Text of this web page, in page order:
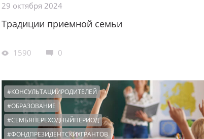
29 октября 2024
Традиции приемной семьи
1590 0
#КОНСУЛЬТАЦИИРОДИТЕЛЕЙ
#ОБРАЗОВАНИЕ
#СЕМЬЯПЕРЕХОДНЫЙПЕРИОД
#ФОНДПРЕЗИДЕНТСКИХГРАНТОВ